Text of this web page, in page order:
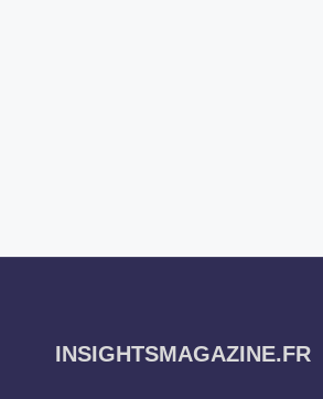
INSIGHTSMAGAZINE.FR